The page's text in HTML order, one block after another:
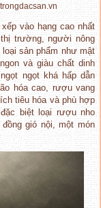
vào hạng cao nhất
trường, người nông
loại sản phẩm như mật
và giàu chất dinh
ngọt khá hấp dẫn
hóa cao, rượu vang
tiêu hóa và phù hợp
biệt loại rượu nho
gió nội, một món